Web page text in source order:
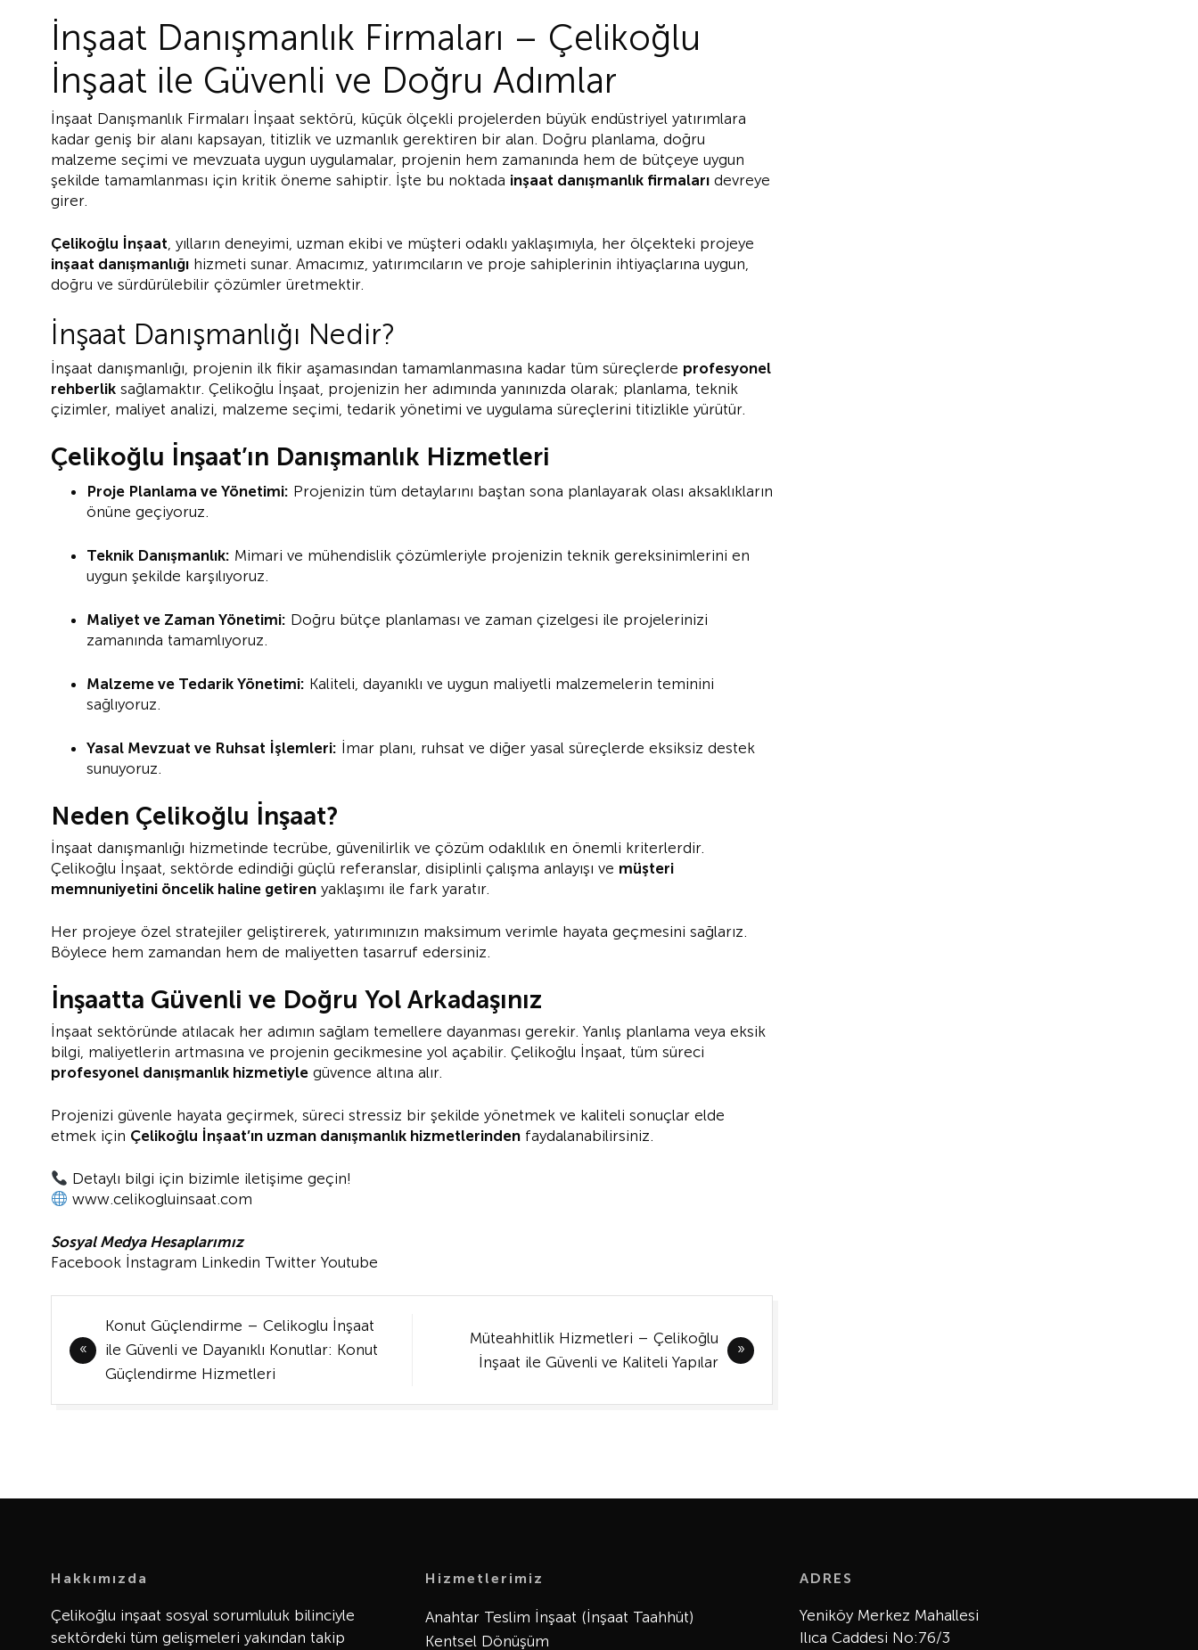
İnşaat Danışmanlık Firmaları – Çelikoğlu
İnşaat ile Güvenli ve Doğru Adımlar
İnşaat Danışmanlık Firmaları İnşaat sektörü, küçük ölçekli projelerden büyük endüstriyel yatırımlara
kadar geniş bir alanı kapsayan, titizlik ve uzmanlık gerektiren bir alan. Doğru planlama, doğru
malzeme seçimi ve mevzuata uygun uygulamalar, projenin hem zamanında hem de bütçeye uygun
şekilde tamamlanması için kritik öneme sahiptir. İşte bu noktada inşaat danışmanlık firmaları devreye
girer.
Çelikoğlu İnşaat, yılların deneyimi, uzman ekibi ve müşteri odaklı yaklaşımıyla, her ölçekteki projeye
inşaat danışmanlığı hizmeti sunar. Amacımız, yatırımcıların ve proje sahiplerinin ihtiyaçlarına uygun,
doğru ve sürdürülebilir çözümler üretmektir.
İnşaat Danışmanlığı Nedir?
İnşaat danışmanlığı, projenin ilk fikir aşamasından tamamlanmasına kadar tüm süreçlerde profesyonel
rehberlik sağlamaktır. Çelikoğlu İnşaat, projenizin her adımında yanınızda olarak; planlama, teknik
çizimler, maliyet analizi, malzeme seçimi, tedarik yönetimi ve uygulama süreçlerini titizlikle yürütür.
Çelikoğlu İnşaat’ın Danışmanlık Hizmetleri
Proje Planlama ve Yönetimi: Projenizin tüm detaylarını baştan sona planlayarak olası aksaklıkların
önüne geçiyoruz.
Teknik Danışmanlık: Mimari ve mühendislik çözümleriyle projenizin teknik gereksinimlerini en
uygun şekilde karşılıyoruz.
Maliyet ve Zaman Yönetimi: Doğru bütçe planlaması ve zaman çizelgesi ile projelerinizi
zamanında tamamlıyoruz.
Malzeme ve Tedarik Yönetimi: Kaliteli, dayanıklı ve uygun maliyetli malzemelerin teminini
sağlıyoruz.
Yasal Mevzuat ve Ruhsat İşlemleri: İmar planı, ruhsat ve diğer yasal süreçlerde eksiksiz destek
sunuyoruz.
Neden Çelikoğlu İnşaat?
İnşaat danışmanlığı hizmetinde tecrübe, güvenilirlik ve çözüm odaklılık en önemli kriterlerdir.
Çelikoğlu İnşaat, sektörde edindiği güçlü referanslar, disiplinli çalışma anlayışı ve müşteri
memnuniyetini öncelik haline getiren yaklaşımı ile fark yaratır.
Her projeye özel stratejiler geliştirerek, yatırımınızın maksimum verimle hayata geçmesini sağlarız.
Böylece hem zamandan hem de maliyetten tasarruf edersiniz.
İnşaatta Güvenli ve Doğru Yol Arkadaşınız
İnşaat sektöründe atılacak her adımın sağlam temellere dayanması gerekir. Yanlış planlama veya eksik
bilgi, maliyetlerin artmasına ve projenin gecikmesine yol açabilir. Çelikoğlu İnşaat, tüm süreci
profesyonel danışmanlık hizmetiyle güvence altına alır.
Projenizi güvenle hayata geçirmek, süreci stressiz bir şekilde yönetmek ve kaliteli sonuçlar elde
etmek için Çelikoğlu İnşaat’ın uzman danışmanlık hizmetlerinden faydalanabilirsiniz.
Detaylı bilgi için bizimle iletişime geçin!
www.celikogluinsaat.com
Sosyal Medya Hesaplarımız
Facebook İnstagram Linkedin Twitter Youtube
gezinmesi
Konut Güçlendirme – Celikoglu İnşaat
ile Güvenli ve Dayanıklı Konutlar: Konut
Güçlendirme Hizmetleri
Müteahhitlik Hizmetleri – Çelikoğlu
İnşaat ile Güvenli ve Kaliteli Yapılar
Hakkımızda
Çelikoğlu inşaat sosyal sorumluluk bilinciyle
sektördeki tüm gelişmeleri yakından takip
Hizmetlerimiz
Anahtar Teslim İnşaat (İnşaat Taahhüt)
Kentsel Dönüşüm
ADRES
Yeniköy Merkez Mahallesi
Ilıca Caddesi No:76/3